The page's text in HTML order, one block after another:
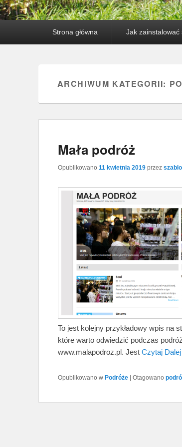
Strona główna Jak
ARCHIWUM KATEGORII:
Mała podróż
Opublikowano 11 kwietnia 2019 przez
To jest kolejny przykładowy wpis na
które warto odwiedzić podczas
www.malapodroz.pl. Jest Czytaj
Opublikowano w Podróże | Otagowano